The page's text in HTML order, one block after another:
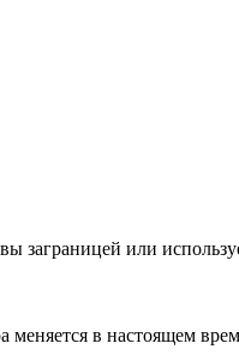
заграницей или
меняется в настоящем